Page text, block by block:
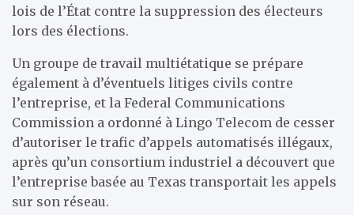
lois de l’État contre la suppression des électeurs
lors des élections.
Un groupe de travail multiétatique se prépare
également à d’éventuels litiges civils contre
l’entreprise, et la Federal Communications
Commission a ordonné à Lingo Telecom de cesser
d’autoriser le trafic d’appels automatisés illégaux,
après qu’un consortium industriel a découvert que
l’entreprise basée au Texas transportait les appels
sur son réseau.